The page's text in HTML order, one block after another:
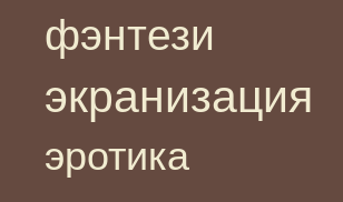
фэнтези
экранизация
эротика